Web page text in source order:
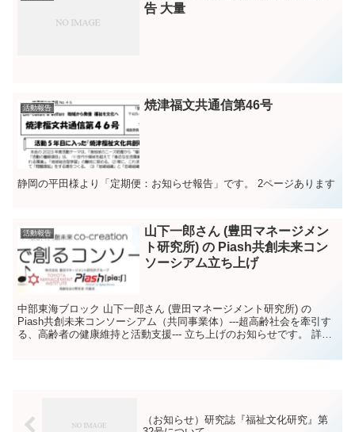
告 大量
活動報告 焼津福文共通信第46号
静岡の平田様より「定期便：お知らせ報告」です。 2ページあります
活動報告
山下一郎さん (豊田マネージメン
ト研究所) の Piash共創未来コン
ソーシアム立ち上げ
中部東海ブロック 山下一郎さん (豊田マネージメント研究所) の
Piash共創未来コンソーシアム（共同事業体）---超高齢社会を牽引す
る、高齢者の健康維持と活動支援--- 立ち上げのお知らせです。 詳細
（お知らせ）研究誌『福祉文化研究』第